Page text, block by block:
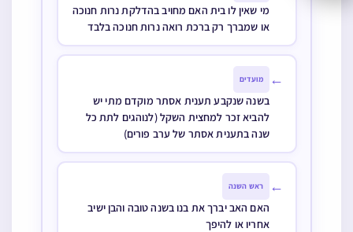
בחוץ
אפשר לומר
שאינו הגון במה
שמהדר בנרות
חנוכה
מי שאין לו בית האם מחויב בהדלקת נרות חנוכה
או שמברך רק ברכת רואה נרות חנוכה בלבד
← מועדים
בשנה שנקבע תענית אסתר מוקדם מתי יש
להביא זכר למחצית השקל (לנוהגים לתת כל
שנה בתענית אסתר של ערב פורים)
← ראש השנה
האם האב יברך את בנו בשנה טובה והבן ישיב
אחריו או להיפך